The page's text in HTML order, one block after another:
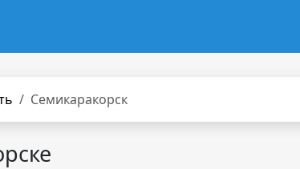
Семикаракорск